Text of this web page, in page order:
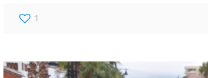
1